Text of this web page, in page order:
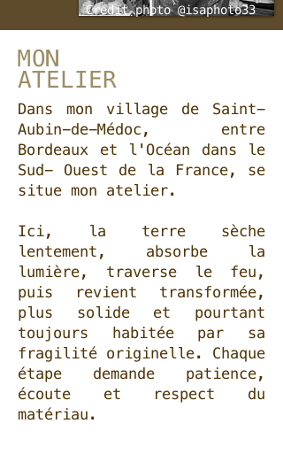
Crédit photo @isaphoto33
MON
ATELIER
Dans mon village de Saint-
Aubin-de-Médoc, entre
Bordeaux et l'Océan dans le
Sud- Ouest de la France, se
situe mon atelier.
Ici, la terre sèche
lentement, absorbe la
lumière, traverse le feu,
puis revient transformée,
plus solide et pourtant
toujours habitée par sa
fragilité originelle. Chaque
étape demande patience,
écoute et respect du
matériau.